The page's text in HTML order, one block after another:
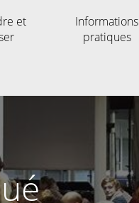
et
Informations
pratiques